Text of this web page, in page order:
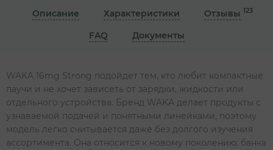
Описание Характеристики Отзывы 123
FAQ Документы
WAKA 16mg Strong подойдет тем, кто любит компактные
паучи и не хочет зависеть от зарядки, жидкости или
отдельного устройства. Бренд WAKA делает продукты с
узнаваемой подачей и понятными линейками, поэтому
модель легко считывается даже без долгого изучения
ассортимента. Она относится к новому поколению: банка